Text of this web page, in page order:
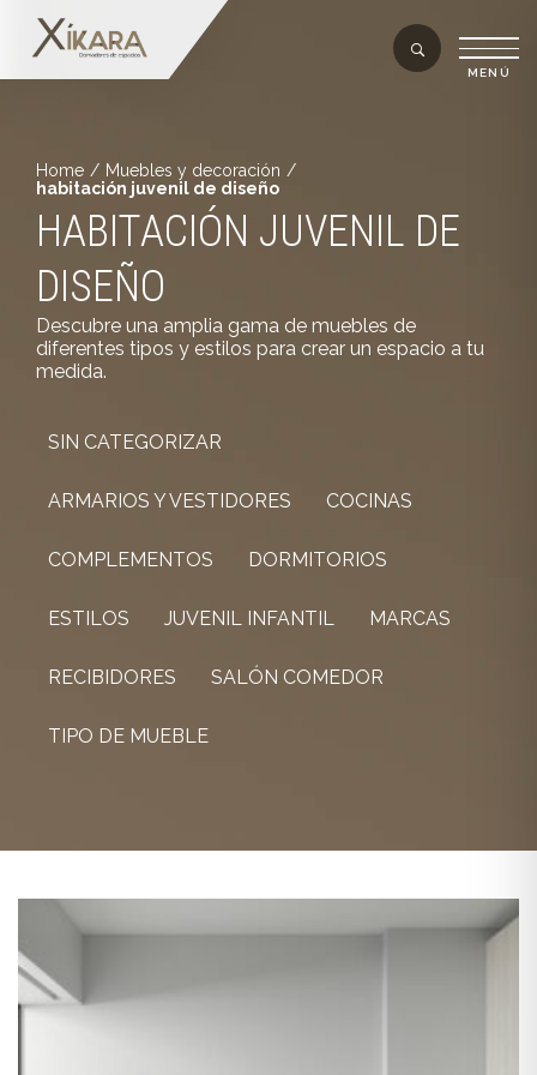
Home / Muebles y decoración /
habitación juvenil de diseño
HABITACIÓN JUVENIL DE
DISEÑO
Descubre una amplia gama de muebles de
diferentes tipos y estilos para crear un espacio a tu
medida.
SIN CATEGORIZAR
ARMARIOS Y VESTIDORES COCINAS
COMPLEMENTOS DORMITORIOS
ESTILOS JUVENIL INFANTIL MARCAS
RECIBIDORES SALÓN COMEDOR
TIPO DE MUEBLE